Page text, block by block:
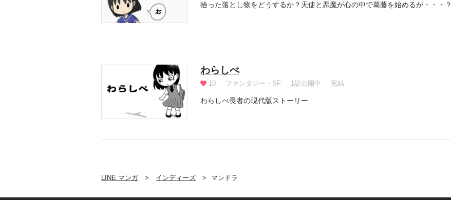
拾った落とし物をどうするか？天使と悪魔が心の中で葛藤を始めるが・・・？
わらしべ
10 ファンタジー・SF 1話公開中 完結
わらしべ長者の現代版ストーリー
LINE マンガ インディーズ マンドラ